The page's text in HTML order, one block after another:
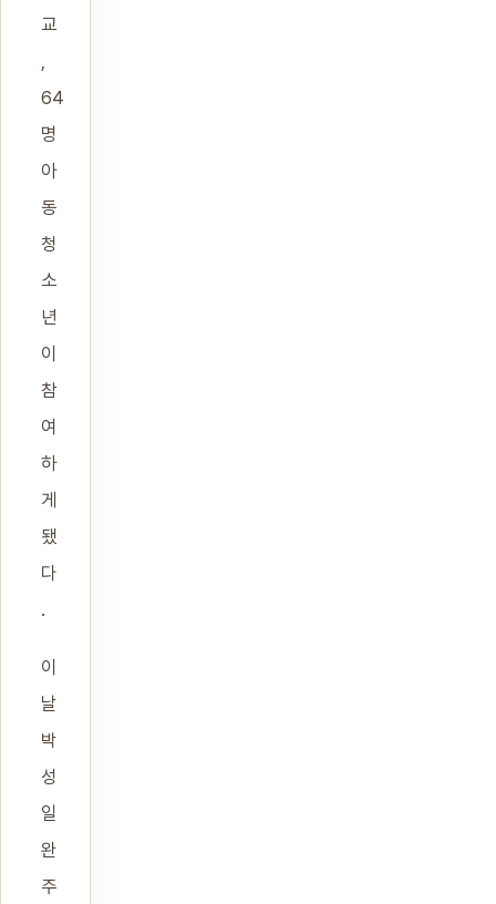
교
64
명
아
동
청
소
년
이
참
여
하
게
됐
다
.
이
날
박
성
일
완
주